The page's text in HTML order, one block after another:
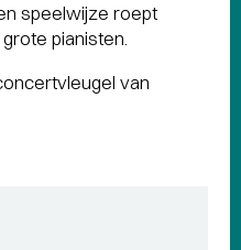
speelwijze roept
pianisten.
van